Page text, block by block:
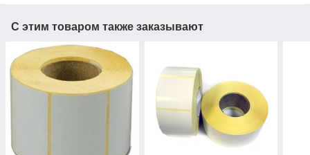
С этим товаром также заказывают